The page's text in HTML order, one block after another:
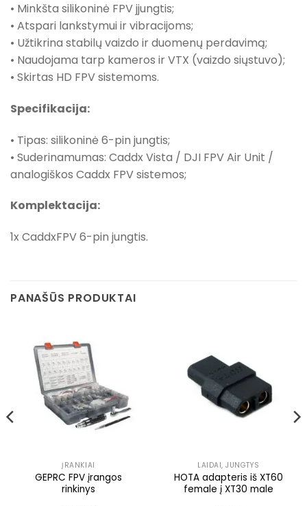
• Minkšta silikoninė FPV jjungtis;
• Atspari lankstymui ir vibracijoms;
• Užtikrina stabilų vaizdo ir duomenų perdavimą;
• Naudojama tarp kameros ir VTX (vaizdo siųstuvo);
• Skirtas HD FPV sistemoms.
Specifikacija:
• Tipas: silikoninė 6-pin jungtis;
• Suderinamumas: Caddx Vista / DJI FPV Air Unit /
analogiškos Caddx FPV sistemos;
Komplektacija:
1x CaddxFPV 6-pin jungtis.
PANAŠŪS PRODUKTAI
ĮRANKIAI
GEPRC FPV įrangos
rinkinys
LAIDAI, JUNGTYS
HOTA adapteris iš XT60
female į XT30 male